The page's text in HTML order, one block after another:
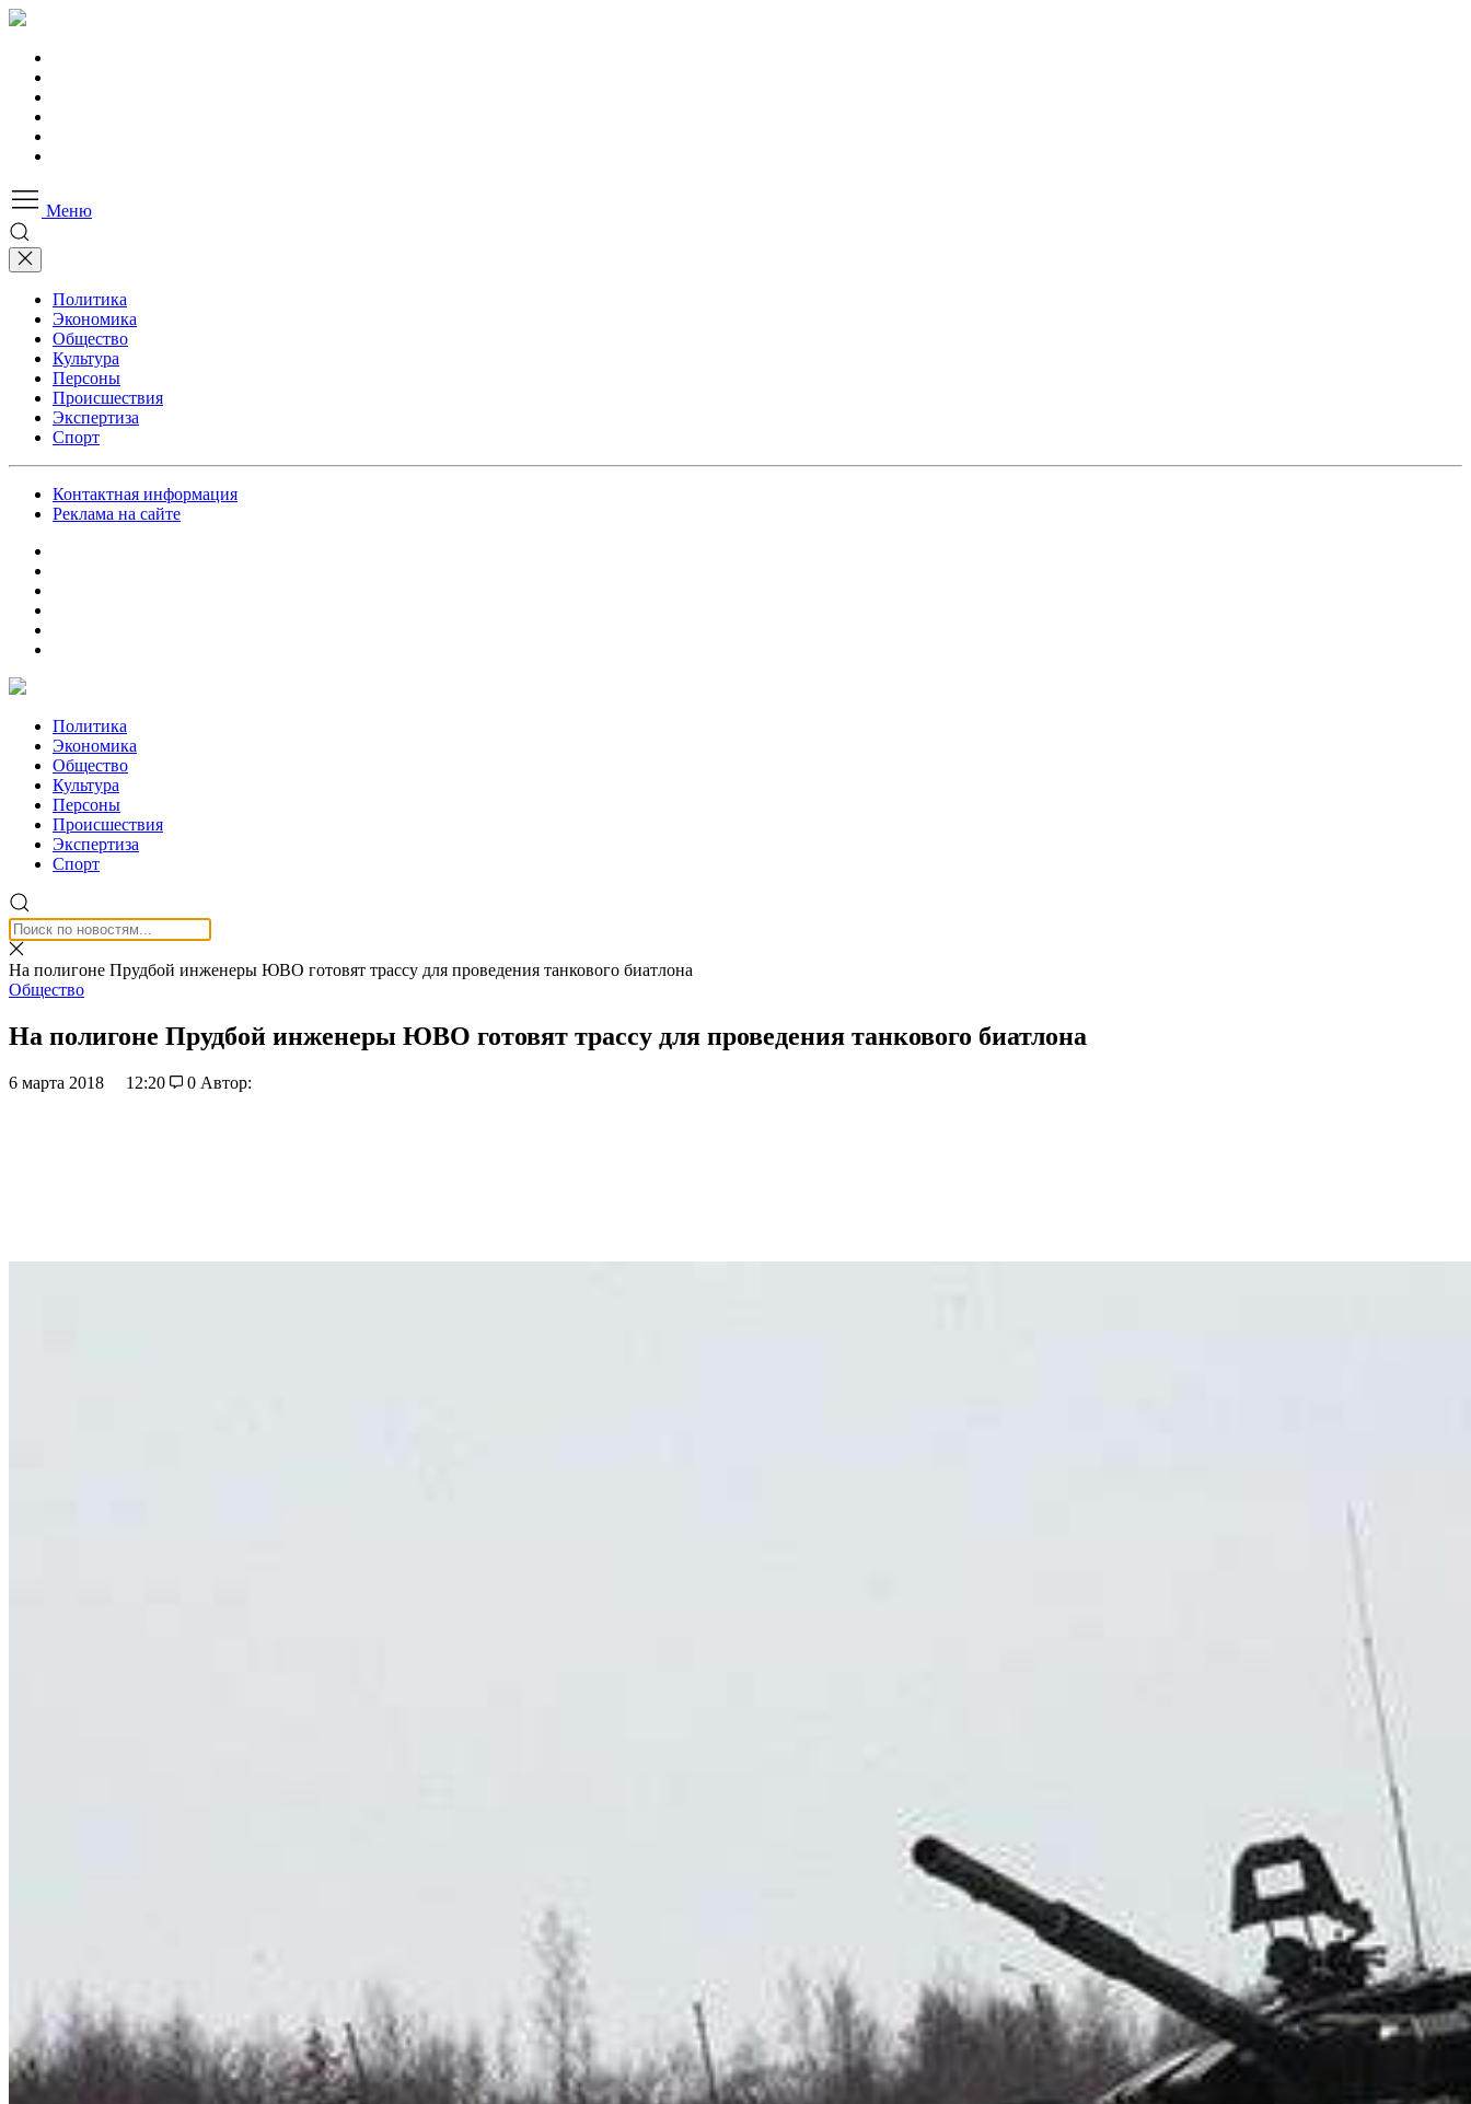
Меню
Политика
Экономика
Общество
Культура
Персоны
Происшествия
Экспертиза
Спорт
Контактная информация
Реклама на сайте
Политика
Экономика
Общество
Культура
Персоны
Происшествия
Экспертиза
Спорт
На полигоне Прудбой инженеры ЮВО готовят трассу для проведения танкового биатлона
Общество
На полигоне Прудбой инженеры ЮВО готовят трассу для проведения танкового биатлона
6 марта 2018 12:20 0 Автор: